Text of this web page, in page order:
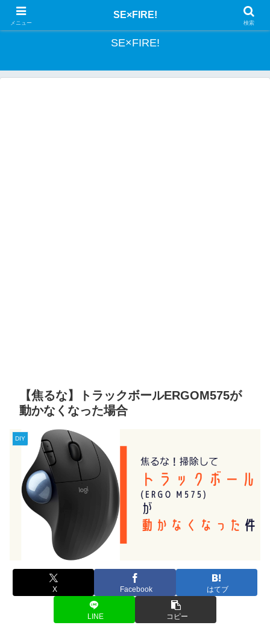
とあるSEの投資記録
SE×FIRE!
【焦るな】トラックボールERGOM575が
動かなくなった場合
DIY
X Facebook はてブ
LINE コピー
メニュー
SE×FIRE!
検索